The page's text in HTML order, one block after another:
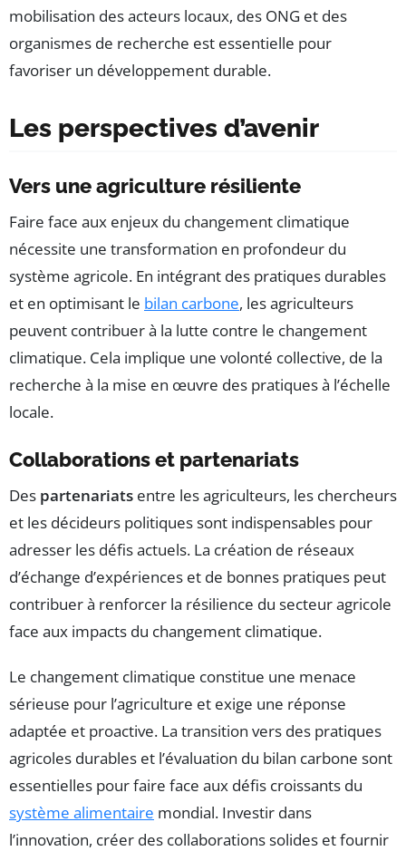
mobilisation des acteurs locaux, des ONG et des
organismes de recherche est essentielle pour
favoriser un développement durable.
Les perspectives d’avenir
Vers une agriculture résiliente
Faire face aux enjeux du changement climatique
nécessite une transformation en profondeur du
système agricole. En intégrant des pratiques durables
et en optimisant le bilan carbone, les agriculteurs
peuvent contribuer à la lutte contre le changement
climatique. Cela implique une volonté collective, de la
recherche à la mise en œuvre des pratiques à l’échelle
locale.
Collaborations et partenariats
Des partenariats entre les agriculteurs, les chercheurs
et les décideurs politiques sont indispensables pour
adresser les défis actuels. La création de réseaux
d’échange d’expériences et de bonnes pratiques peut
contribuer à renforcer la résilience du secteur agricole
face aux impacts du changement climatique.
Le changement climatique constitue une menace
sérieuse pour l’agriculture et exige une réponse
adaptée et proactive. La transition vers des pratiques
agricoles durables et l’évaluation du bilan carbone sont
essentielles pour faire face aux défis croissants du
système alimentaire mondial. Investir dans
l’innovation, créer des collaborations solides et fournir